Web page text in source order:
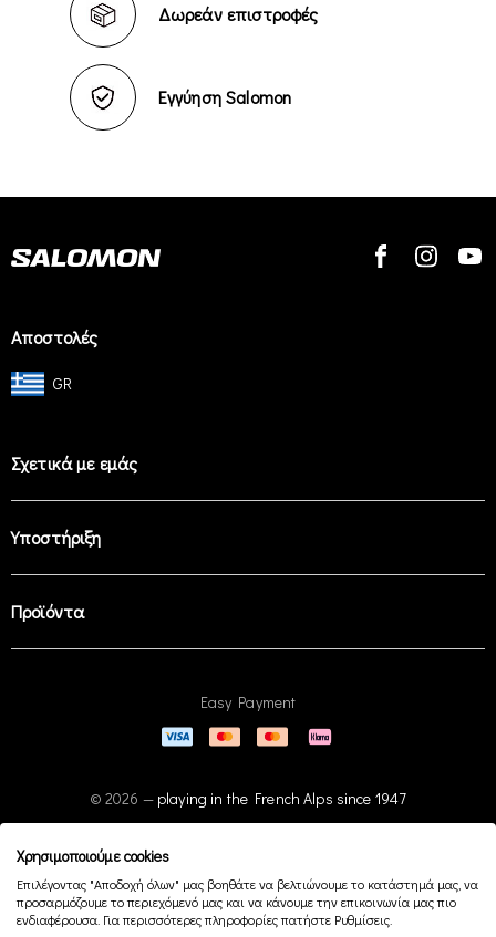
Δωρεάν επιστροφές
Εγγύηση Salomon
Αποστολές
GR
Σχετικά με εμάς
Υποστήριξη
Προϊόντα
Easy Payment
© 2026 — playing in the French Alps since 1947
Χρησιμοποιούμε cookies
Επιλέγοντας "Αποδοχή όλων" μας βοηθάτε να βελτιώνουμε το κατάστημά μας, να
προσαρμόζουμε το περιεχόμενό μας και να κάνουμε την επικοινωνία μας πιο
ενδιαφέρουσα. Για περισσότερες πληροφορίες πατήστε Ρυθμίσεις.